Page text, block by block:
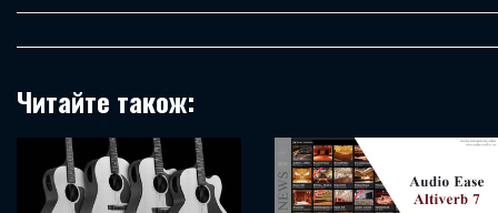
Читайте також: